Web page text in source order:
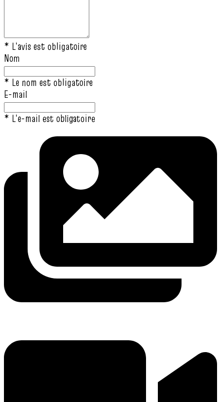
* L‘avis est obligatoire
Nom
* Le nom est obligatoire
E-mail
* L‘e-mail est obligatoire